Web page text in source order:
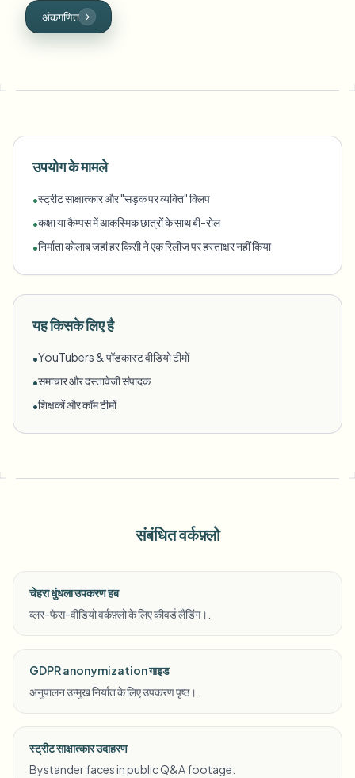
अंकगणित
उपयोग के मामले
•स्ट्रीट साक्षात्कार और "सड़क पर व्यक्ति" क्लिप
•कक्षा या कैम्पस में आकस्मिक छात्रों के साथ बी-रोल
•निर्माता कोलाब जहां हर किसी ने एक रिलीज पर हस्ताक्षर नहीं किया
यह किसके लिए है
•YouTubers & पॉडकास्ट वीडियो टीमों
•समाचार और दस्तावेजी संपादक
•शिक्षकों और कॉम टीमों
संबंधित वर्कफ़्लो
चेहरा धुंधला उपकरण हब
ब्लर-फेस-वीडियो वर्कफ़्लो के लिए कीवर्ड लैंडिंग।.
GDPR anonymization गाइड
अनुपालन उन्मुख निर्यात के लिए उपकरण पृष्ठ।.
स्ट्रीट साक्षात्कार उदाहरण
Bystander faces in public Q&A footage.